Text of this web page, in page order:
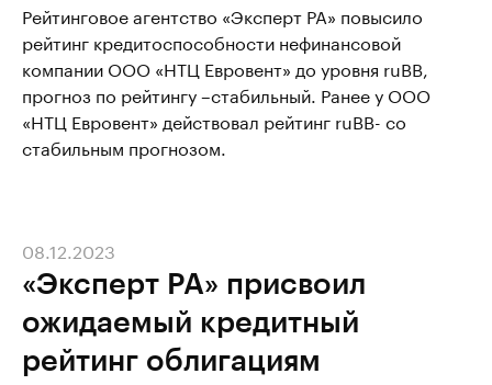
Рейтинговое агентство «Эксперт РА» повысило
рейтинг кредитоспособности нефинансовой
компании ООО «НТЦ Евровент» до уровня ruBB,
прогноз по рейтингу –стабильный. Ранее у ООО
«НТЦ Евровент» действовал рейтинг ruBB- со
стабильным прогнозом.
«Эксперт РА» присвоил
ожидаемый кредитный
рейтинг облигациям
08.12.2023